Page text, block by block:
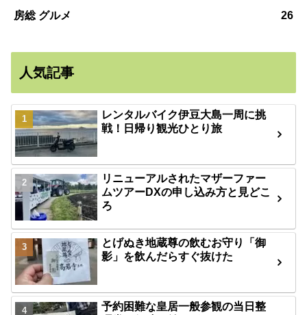
房総 グルメ 26
人気記事
レンタルバイク伊豆大島一周に挑
戦！日帰り観光ひとり旅
リニューアルされたマザーファー
ムツアーDXの申し込み方と見どこ
ろ
とげぬき地蔵尊の飲むお守り「御
影」を飲んだらすぐ抜けた
予約困難な皇居一般参観の当日整